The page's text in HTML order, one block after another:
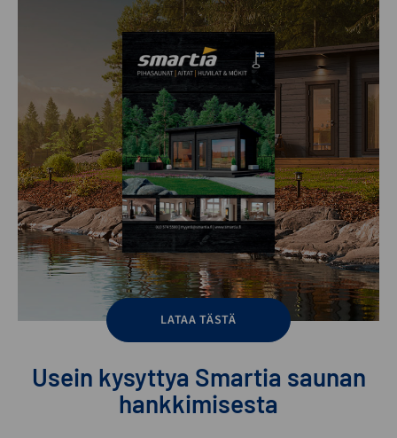
LATAA TÄSTÄ
Usein kysyttya Smartia saunan
hankkimisesta